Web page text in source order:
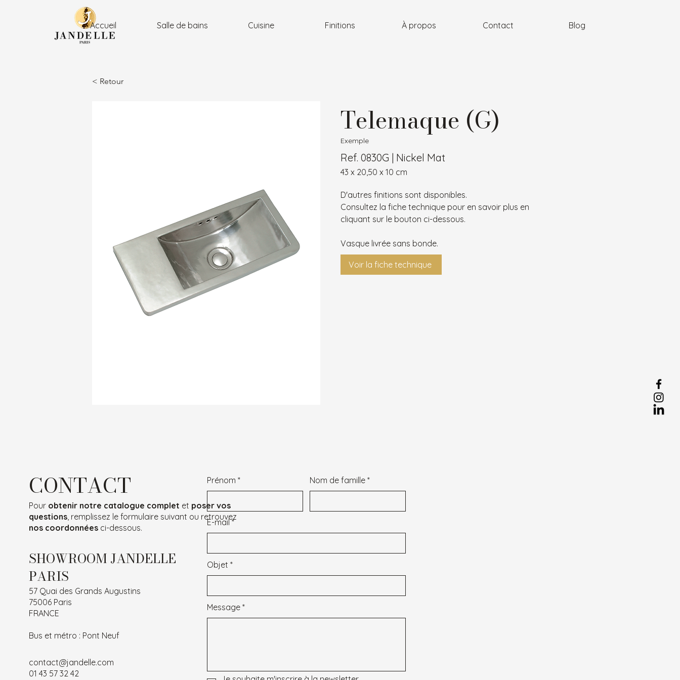
Accueil Salle de bains Cuisine Finitions À propos Contact Blog
< Retour
Telemaque (G)
Exemple
Ref. 0830G | Nickel Mat
43 x 20,50 x 10 cm
D'autres finitions sont disponibles.
Consultez la fiche technique pour en savoir plus en
cliquant sur le bouton ci-dessous.
Vasque livrée sans bonde.
Voir la fiche technique
CONTACT
Pour obtenir notre catalogue complet et poser vos
questions, remplissez le formulaire suivant ou retrouvez
nos coordonnéesci-dessous.
SHOWROOM JANDELLE
PARIS
57 Quai des Grands Augustins
75006 Paris
FRANCE
Bus et métro : Pont Neuf
contact@jandelle.com
01 43 57 32 42
Prénom Nom de famille
E-mail
Objet
Message